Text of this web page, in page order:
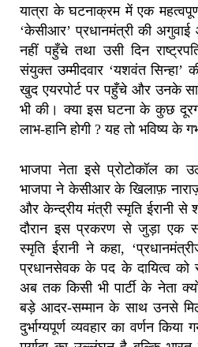
यात्रा के घटनाक्रम में एक
‘केसीआर’ प्रधानमंत्री की अगुवाई
नहीं पहुँचे तथा उसी दिन
संयुक्त उम्मीदवार ‘यशवंत सिन्हा’
खुद एयरपोर्ट पर पहुँचे और उनके
भी की। क्या इस घटना के कुछ
लाभ-हानि होगी ? यह तो भविष्य के
भाजपा नेता इसे प्रोटोकॉल का
भाजपा ने केसीआर के खिलाफ़
और केन्द्रीय मंत्री स्मृति ईरानी
दौरान इस प्रकरण से जुड़ा एक
स्मृति ईरानी ने कहा,
प्रधानसेवक के पद के दायित्व को
अब तक किसी भी पार्टी के नेता
बड़े आदर-सम्मान के साथ उनसे
दुर्भाग्यपूर्ण व्यवहार का वर्णन